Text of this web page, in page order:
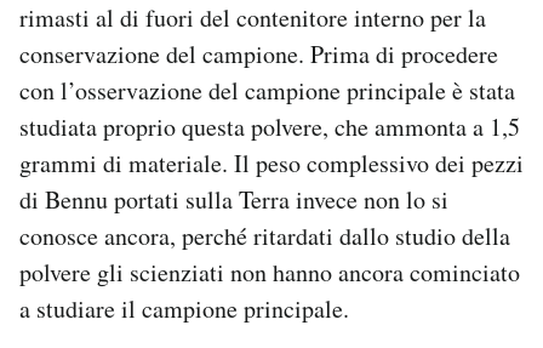
rimasti al di fuori del contenitore interno per la
conservazione del campione. Prima di procedere
con l’osservazione del campione principale è stata
studiata proprio questa polvere, che ammonta a 1,5
grammi di materiale. Il peso complessivo dei pezzi
di Bennu portati sulla Terra invece non lo si
conosce ancora, perché ritardati dallo studio della
polvere gli scienziati non hanno ancora cominciato
a studiare il campione principale.